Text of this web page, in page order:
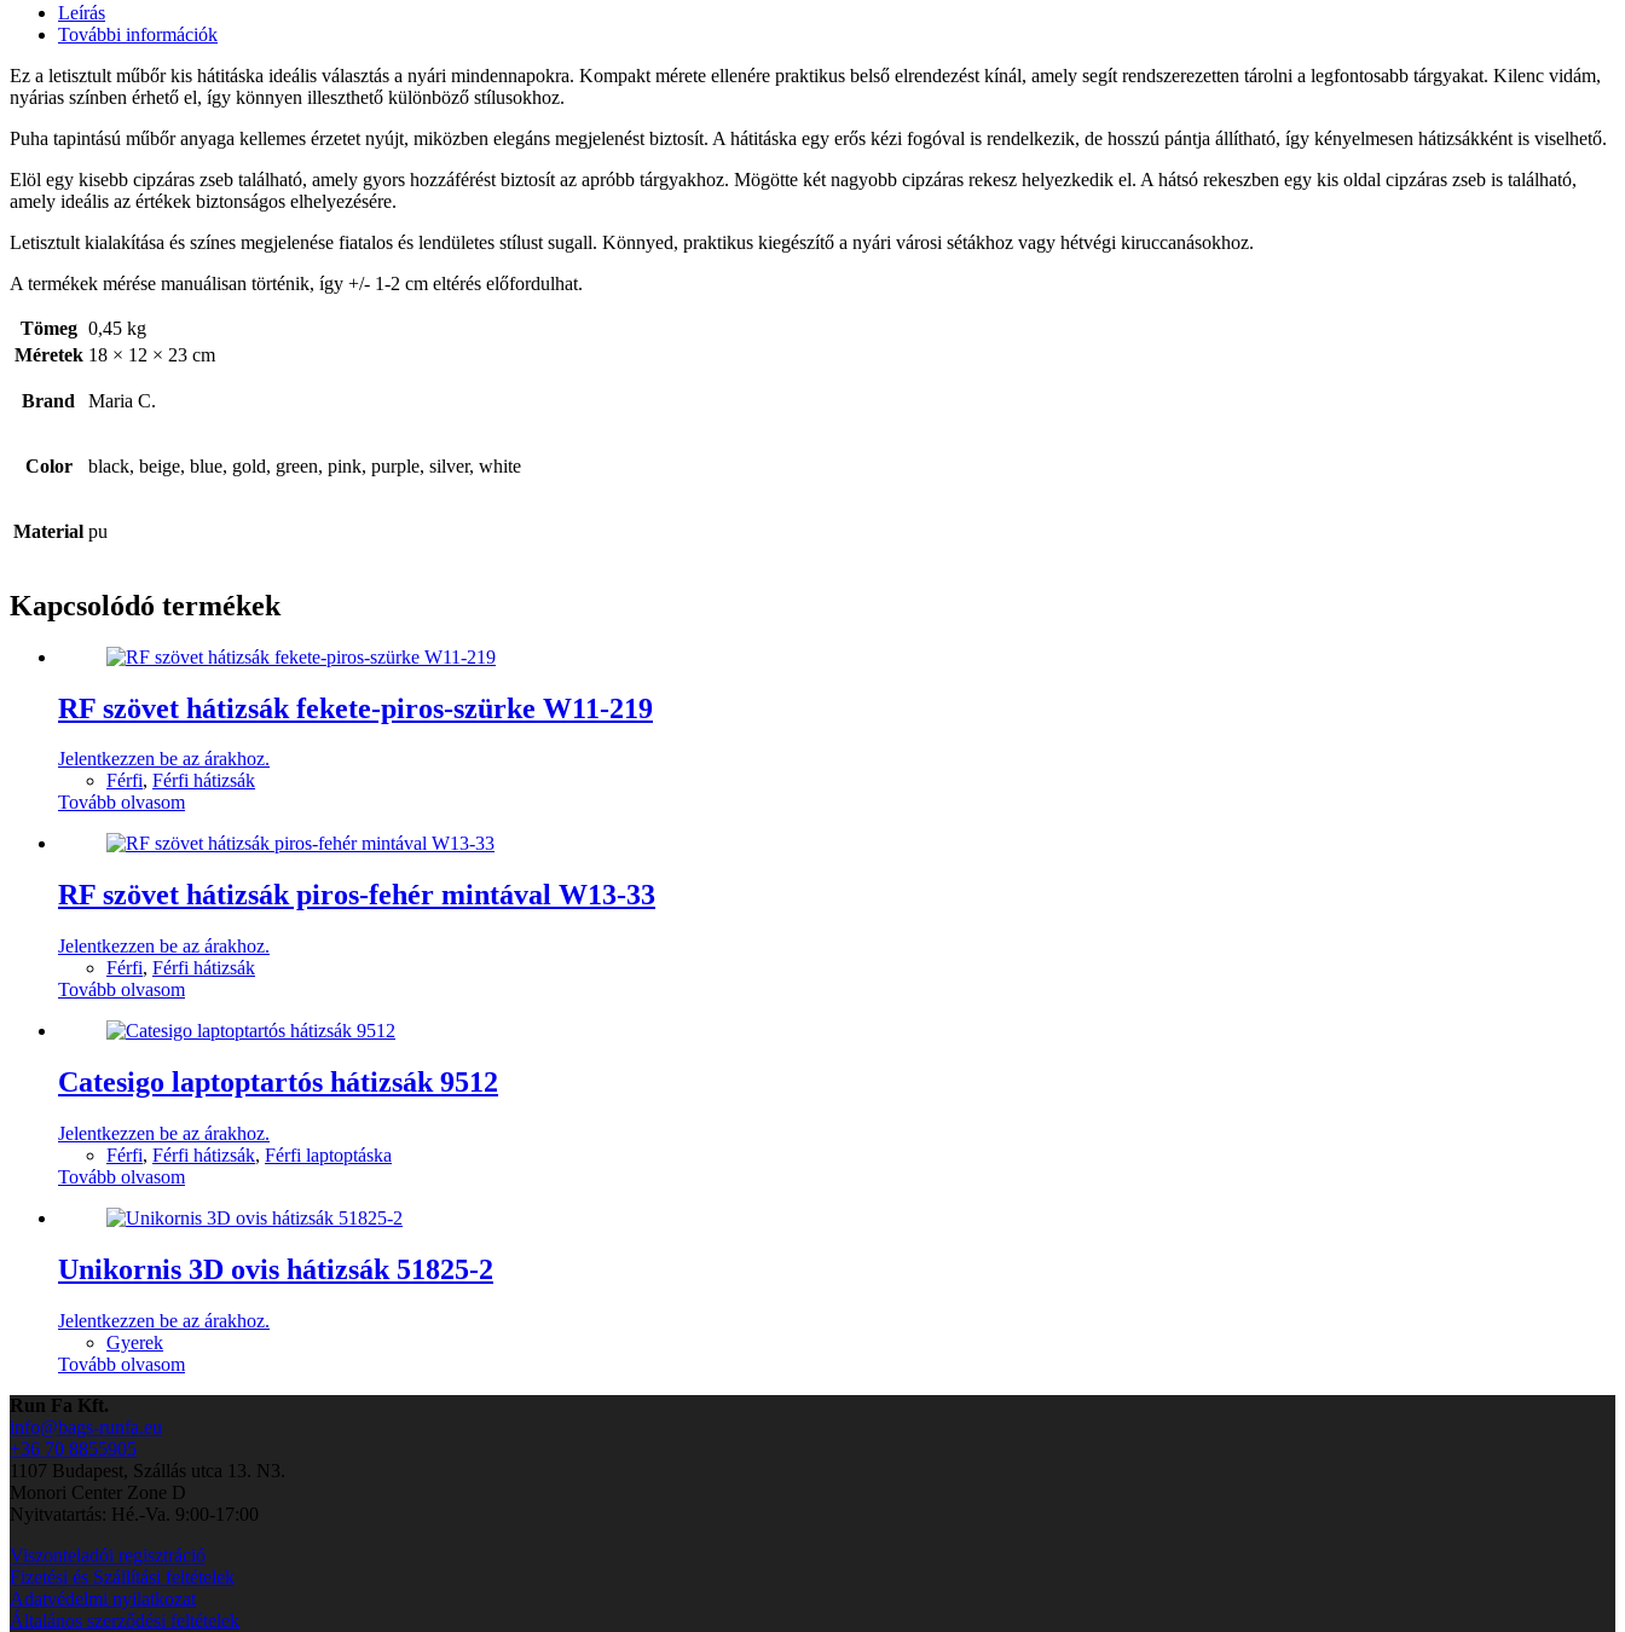
Leírás
További információk
Ez a letisztult műbőr kis hátitáska ideális választás a nyári mindennapokra. Kompakt mérete ellenére praktikus belső elrendezést kínál, amely segít rendszerezetten tárolni a legfontosabb tárgyakat. Kilenc vidám,
nyárias színben érhető el, így könnyen illeszthető különböző stílusokhoz.
Puha tapintású műbőr anyaga kellemes érzetet nyújt, miközben elegáns megjelenést biztosít. A hátitáska egy erős kézi fogóval is rendelkezik, de hosszú pántja állítható, így kényelmesen hátizsákként is viselhető.
Elöl egy kisebb cipzáras zseb található, amely gyors hozzáférést biztosít az apróbb tárgyakhoz. Mögötte két nagyobb cipzáras rekesz helyezkedik el. A hátsó rekeszben egy kis oldal cipzáras zseb is található,
amely ideális az értékek biztonságos elhelyezésére.
Letisztult kialakítása és színes megjelenése fiatalos és lendületes stílust sugall. Könnyed, praktikus kiegészítő a nyári városi sétákhoz vagy hétvégi kiruccanásokhoz.
A termékek mérése manuálisan történik, így +/- 1-2 cm eltérés előfordulhat.
Tömeg 0,45 kg
Méretek 18 × 12 × 23 cm
Brand Maria C.
Color black, beige, blue, gold, green, pink, purple, silver, white
Material pu
Kapcsolódó termékek
RF szövet hátizsák fekete-piros-szürke W11-219
Jelentkezzen be az árakhoz.
Férfi, Férfi hátizsák
Tovább olvasom
RF szövet hátizsák piros-fehér mintával W13-33
Jelentkezzen be az árakhoz.
Férfi, Férfi hátizsák
Tovább olvasom
Catesigo laptoptartós hátizsák 9512
Jelentkezzen be az árakhoz.
Férfi, Férfi hátizsák, Férfi laptoptáska
Tovább olvasom
Unikornis 3D ovis hátizsák 51825-2
Jelentkezzen be az árakhoz.
Gyerek
Tovább olvasom
Run Fa Kft.
info@bags-runfa.eu
+36 70 8855905
1107 Budapest, Szállás utca 13. N3.
Monori Center Zone D
Nyitvatartás: Hé.-Va. 9:00-17:00
Viszonteladói regisztráció
Fizetési és Szállítási feltételek
Adatvédelmi nyilatkozat
Általános szerződési feltételek